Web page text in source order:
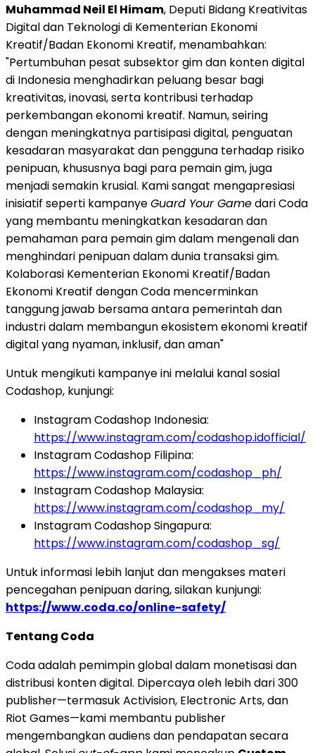
Muhammad Neil El Himam, Deputi Bidang Kreativitas
Digital dan Teknologi di Kementerian Ekonomi
Kreatif/Badan Ekonomi Kreatif, menambahkan:
"Pertumbuhan pesat subsektor gim dan konten digital
di Indonesia menghadirkan peluang besar bagi
kreativitas, inovasi, serta kontribusi terhadap
perkembangan ekonomi kreatif. Namun, seiring
dengan meningkatnya partisipasi digital, penguatan
kesadaran masyarakat dan pengguna terhadap risiko
penipuan, khususnya bagi para pemain gim, juga
menjadi semakin krusial. Kami sangat mengapresiasi
inisiatif seperti kampanyeGuard Your Gamedari Coda
yang membantu meningkatkan kesadaran dan
pemahaman para pemain gim dalam mengenali dan
menghindari penipuan dalam dunia transaksi gim.
Kolaborasi Kementerian Ekonomi Kreatif/Badan
Ekonomi Kreatif dengan Coda mencerminkan
tanggung jawab bersama antara pemerintah dan
industri dalam membangun ekosistem ekonomi kreatif
digital yang nyaman, inklusif, dan aman"
Untuk mengikuti kampanye ini melalui kanal sosial
Codashop, kunjungi:
Instagram Codashop Indonesia:
https://www.instagram.com/codashop.idofficial/
Instagram Codashop Filipina:
https://www.instagram.com/codashop_ph/
Instagram Codashop Malaysia:
https://www.instagram.com/codashop_my/
Instagram Codashop Singapura:
https://www.instagram.com/codashop_sg/
Untuk informasi lebih lanjut dan mengakses materi
pencegahan penipuan daring, silakan kunjungi:
https://www.coda.co/online-safety/
Tentang Coda
Coda adalah pemimpin global dalam monetisasi dan
distribusi konten digital. Dipercaya oleh lebih dari 300
publisher—termasuk Activision, Electronic Arts, dan
Riot Games—kami membantu publisher
mengembangkan audiens dan pendapatan secara